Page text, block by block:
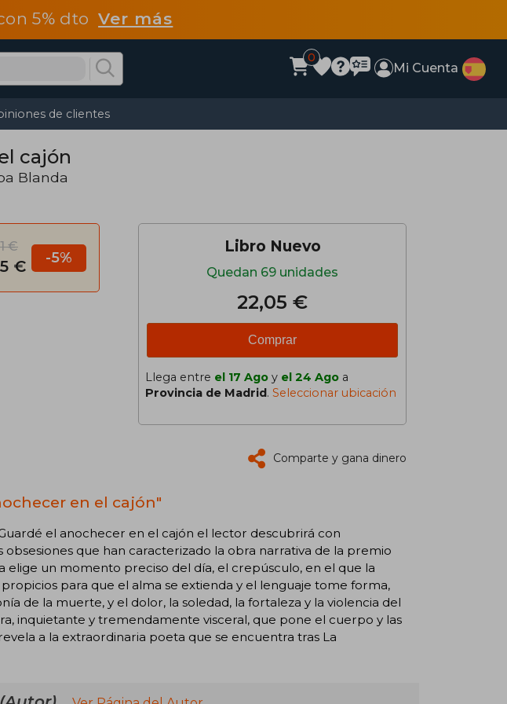
5% dtoVer más
0
Mi Cuenta
de clientes
cajón
Blanda
€
€ -5%
Libro Nuevo
Quedan 69 unidades
22,05 €
Comprar
Llega entre el 17 Ago y el 24 Ago a
Provincia de Madrid. Seleccionar ubicación
Comparte y gana dinero
en el cajón"
el anochecer en el cajón el lector descubrirá con
que han caracterizado la obra narrativa de la premio
elige un momento preciso del día, el crepúsculo, en el que la
para que el alma se extienda y el lenguaje tome forma,
de la muerte, y el dolor, la soledad, la fortaleza y la violencia del
inquietante y tremendamente visceral, que pone el cuerpo y las
a la extraordinaria poeta que se encuentra tras La